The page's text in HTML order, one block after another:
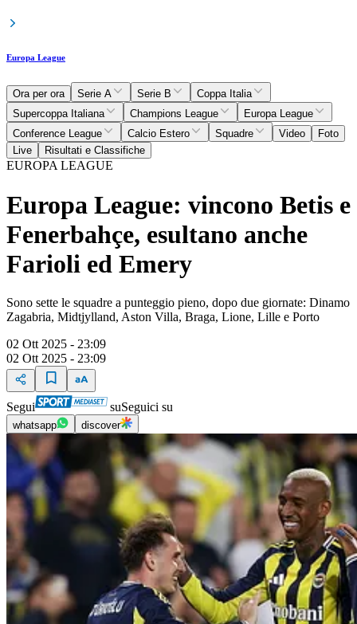
Europa League
Ora per ora Serie A Serie B
Coppa Italia
Supercoppa Italiana
Champions League
Europa League
Conference League
Calcio Estero Squadre Video
Foto
Live
Risultati e Classifiche
EUROPA LEAGUE
Europa League: vincono Betis e
Fenerbahçe, esultano anche
Farioli ed Emery
Sono sette le squadre a punteggio pieno, dopo due giornate: Dinamo
Zagabria, Midtjylland, Aston Villa, Braga, Lione, Lille e Porto
02 Ott 2025 - 23:09
02 Ott 2025 - 23:09
Segui suSeguici su
whatsapp discover